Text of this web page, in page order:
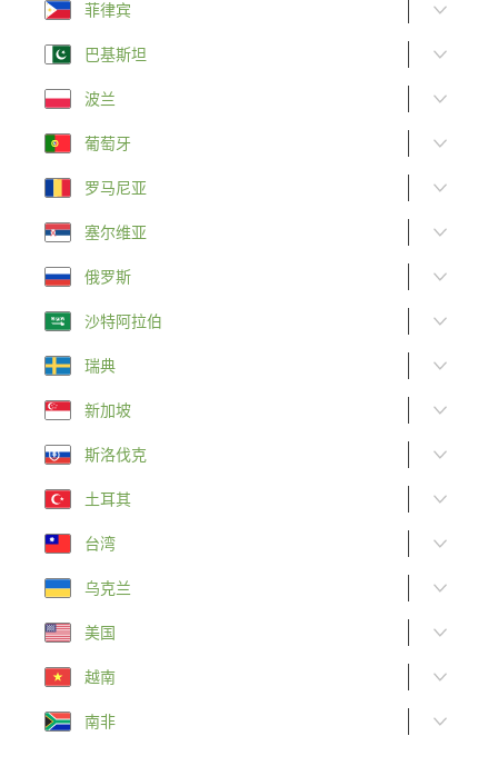
菲律宾
巴基斯坦
波兰
葡萄牙
罗马尼亚
塞尔维亚
俄罗斯
沙特阿拉伯
瑞典
新加坡
斯洛伐克
土耳其
台湾
乌克兰
美国
越南
南非